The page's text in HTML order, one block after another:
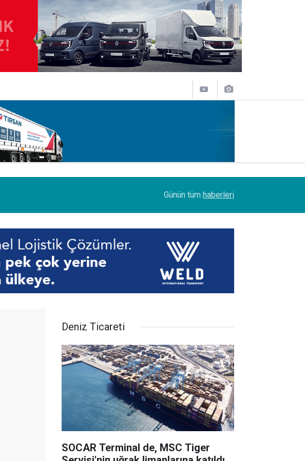
SOCAR Terminal de, MSC Tiger Servisi'nin
Günün tüm haberleri
Deniz Ticareti
SOCAR Terminal de, MSC Tiger